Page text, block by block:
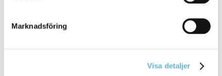
Marknadsföring
Visa detaljer
Postadress